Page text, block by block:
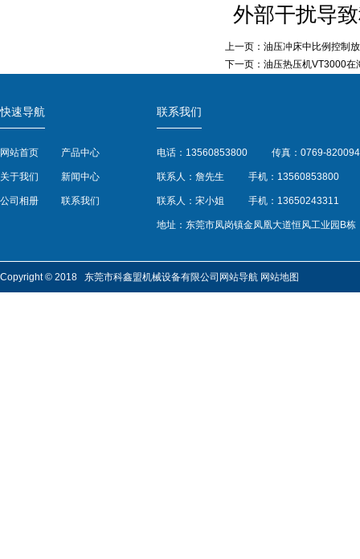
外部干扰导
上一页： 油压冲床中比例控制
下一页： 油压热压机VT3000在
快速导航
网站首页 产品中心
关于我们 新闻中心
公司相册 联系我们
联系我们
电话：13560853800 传真：0769-
联系人：詹先生 手机：13560853800
联系人：宋小姐 手机：13650243311
地址：东莞市凤岗镇金凤凰大道恒风工业园B栋
Copyright © 2018 东莞市科鑫盟机械设备有限公司 网站导航 网站地图